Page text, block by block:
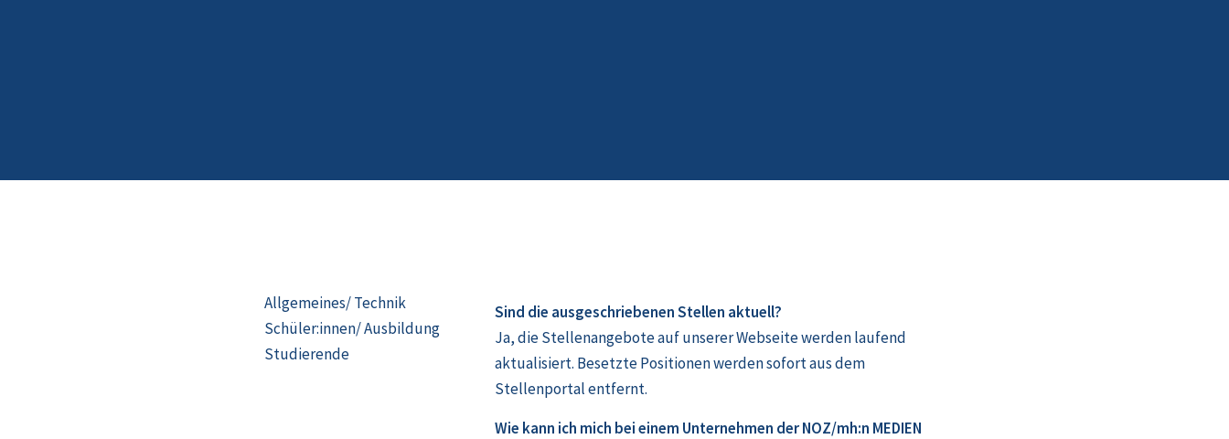
Allgemeines/ Technik
Schüler:innen/ Ausbildung
Studierende
Sind die ausgeschriebenen Stellen aktuell?
Ja, die Stellenangebote auf unserer Webseite werden laufend
aktualisiert. Besetzte Positionen werden sofort aus dem
Stellenportal entfernt.
Wie kann ich mich bei einem Unternehmen der NOZ/mh:n MEDIEN